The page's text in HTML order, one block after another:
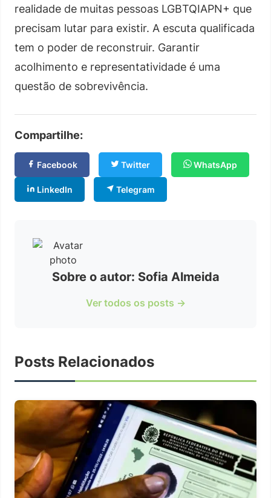
realidade de muitas pessoas LGBTQIAPN+ que
precisam lutar para existir. A escuta qualificada
tem o poder de reconstruir. Garantir
acolhimento e representatividade é uma
questão de sobrevivência.
Compartilhe:
Facebook Twitter WhatsApp
LinkedIn Telegram
Sobre o autor: Sofia Almeida
Ver todos os posts →
Posts Relacionados